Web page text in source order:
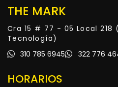
THE MARK
Cra 15 # 77 - 05 Local 218
Tecnología)
310 785 6945
322 776
HORARIOS